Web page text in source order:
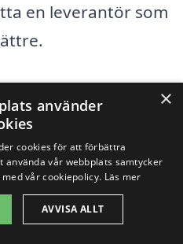
en leverantör som
är:
×
använder
cookies för att förbättra
använda vår webbplats samtycker
vår cookiepolicy. Läs mer
AVVISA ALLT